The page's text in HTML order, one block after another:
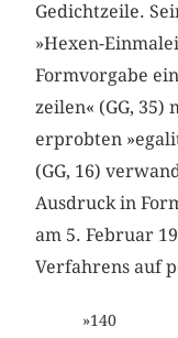
Gedichtzeile.
»Hexen-
Formvorgabe
zeilen« (GG,
erprobten
(GG, 16)
Ausdruck in
am 5. Februar
Verfahrens auf
»140